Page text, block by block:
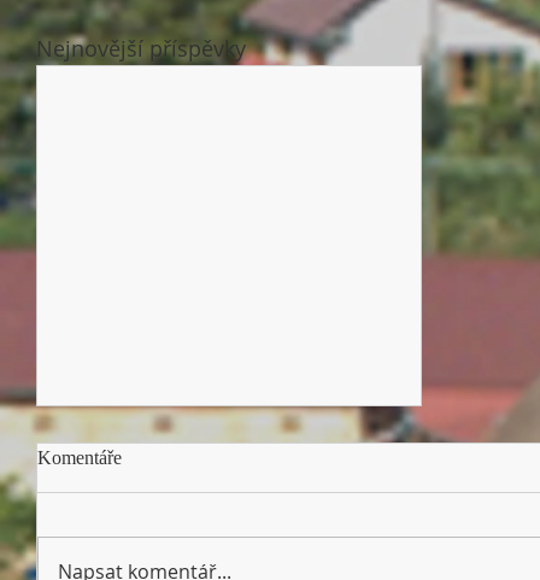
Nejnovější příspěvky
Pokračování ve sbírce pro Ukrajinu
Chvála Kristu! Moc děkuji za
Komentáře
Napsat komentář...